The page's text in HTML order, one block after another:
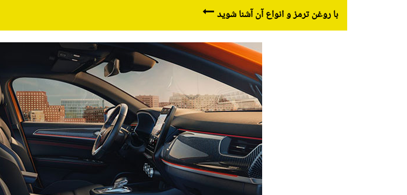
با روغن ترمز و انواع آن آشنا شوید